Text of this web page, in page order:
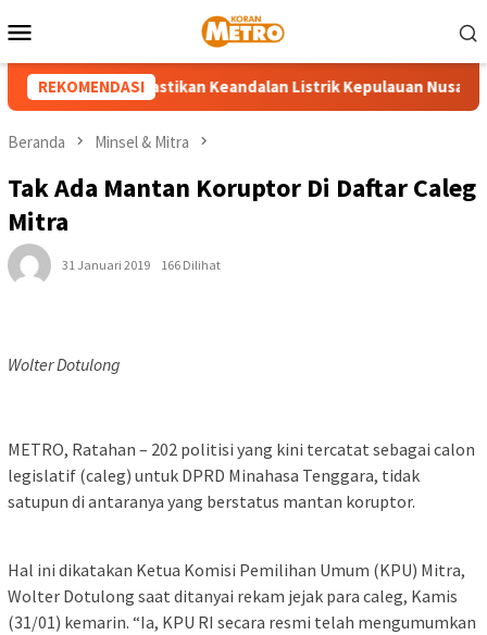
ke
Mobile
REKOMENDASI
UP3 Tahuna Pastikan Keandalan Listrik Kepulauan Nusa Utara
Beranda Minsel & Mitra
Tak Ada Mantan Koruptor Di Daftar Caleg
Mitra
31 Januari 2019 166 Dilihat
Wolter Dotulong
METRO, Ratahan – 202 politisi yang kini tercatat sebagai calon
legislatif (caleg) untuk DPRD Minahasa Tenggara, tidak
satupun di antaranya yang berstatus mantan koruptor.
Hal ini dikatakan Ketua Komisi Pemilihan Umum (KPU) Mitra,
Wolter Dotulong saat ditanyai rekam jejak para caleg, Kamis
(31/01) kemarin. “Ia, KPU RI secara resmi telah mengumumkan